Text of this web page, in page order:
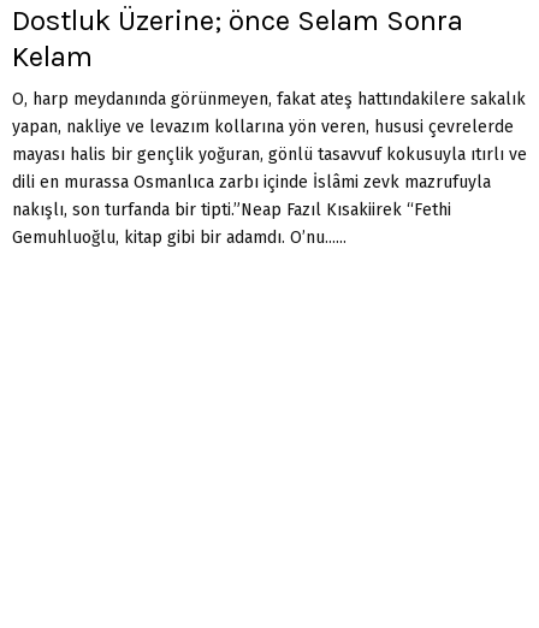
Dostluk Üzerine; önce Selam Sonra
Kelam
O, harp meydanında görünmeyen, fakat ateş hattındakilere sakalık
yapan, nakliye ve levazım kollarına yön veren, hususi çevrelerde
mayası halis bir gençlik yoğuran, gönlü tasavvuf kokusuyla ıtırlı ve
dili en murassa Osmanlıca zarbı içinde İslâmi zevk mazrufuyla
nakışlı, son turfanda bir tipti.”Neap Fazıl Kısakiirek “Fethi
Gemuhluoğlu, kitap gibi bir adamdı. O’nu......